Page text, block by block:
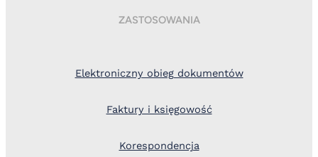
ZASTOSOWANIA
Elektroniczny obieg dokumentów
Faktury i księgowość
Korespondencja